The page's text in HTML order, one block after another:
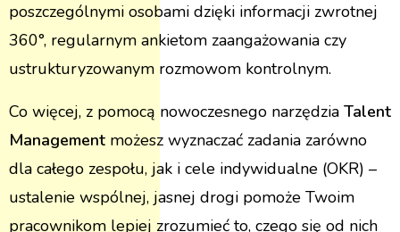
poszczególnymi osobami dzięki informacji zwrotnej
360°, regularnym ankietom zaangażowania czy
ustrukturyzowanym rozmowom kontrolnym.
Co więcej, z pomocą nowoczesnego narzędzia Talent
Management możesz wyznaczać zadania zarówno
dla całego zespołu, jak i cele indywidualne (OKR) –
ustalenie wspólnej, jasnej drogi pomoże Twoim
pracownikom lepiej zrozumieć to, czego się od nich